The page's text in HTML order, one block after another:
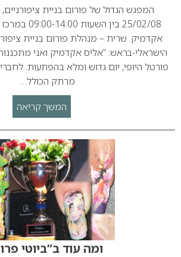
המפגש הגדול של פורום בניית
25/02/08 בין
אקדמיק. שרית – מנהלת פורום בניית
הישראלי-בראש: “אליס אקדמיק ואני
פורטל היופי, יום גדוש ומלא בהפתעות.
מרתק הכולל…
המשך קריאה
ומה עוד ב”ביוטי